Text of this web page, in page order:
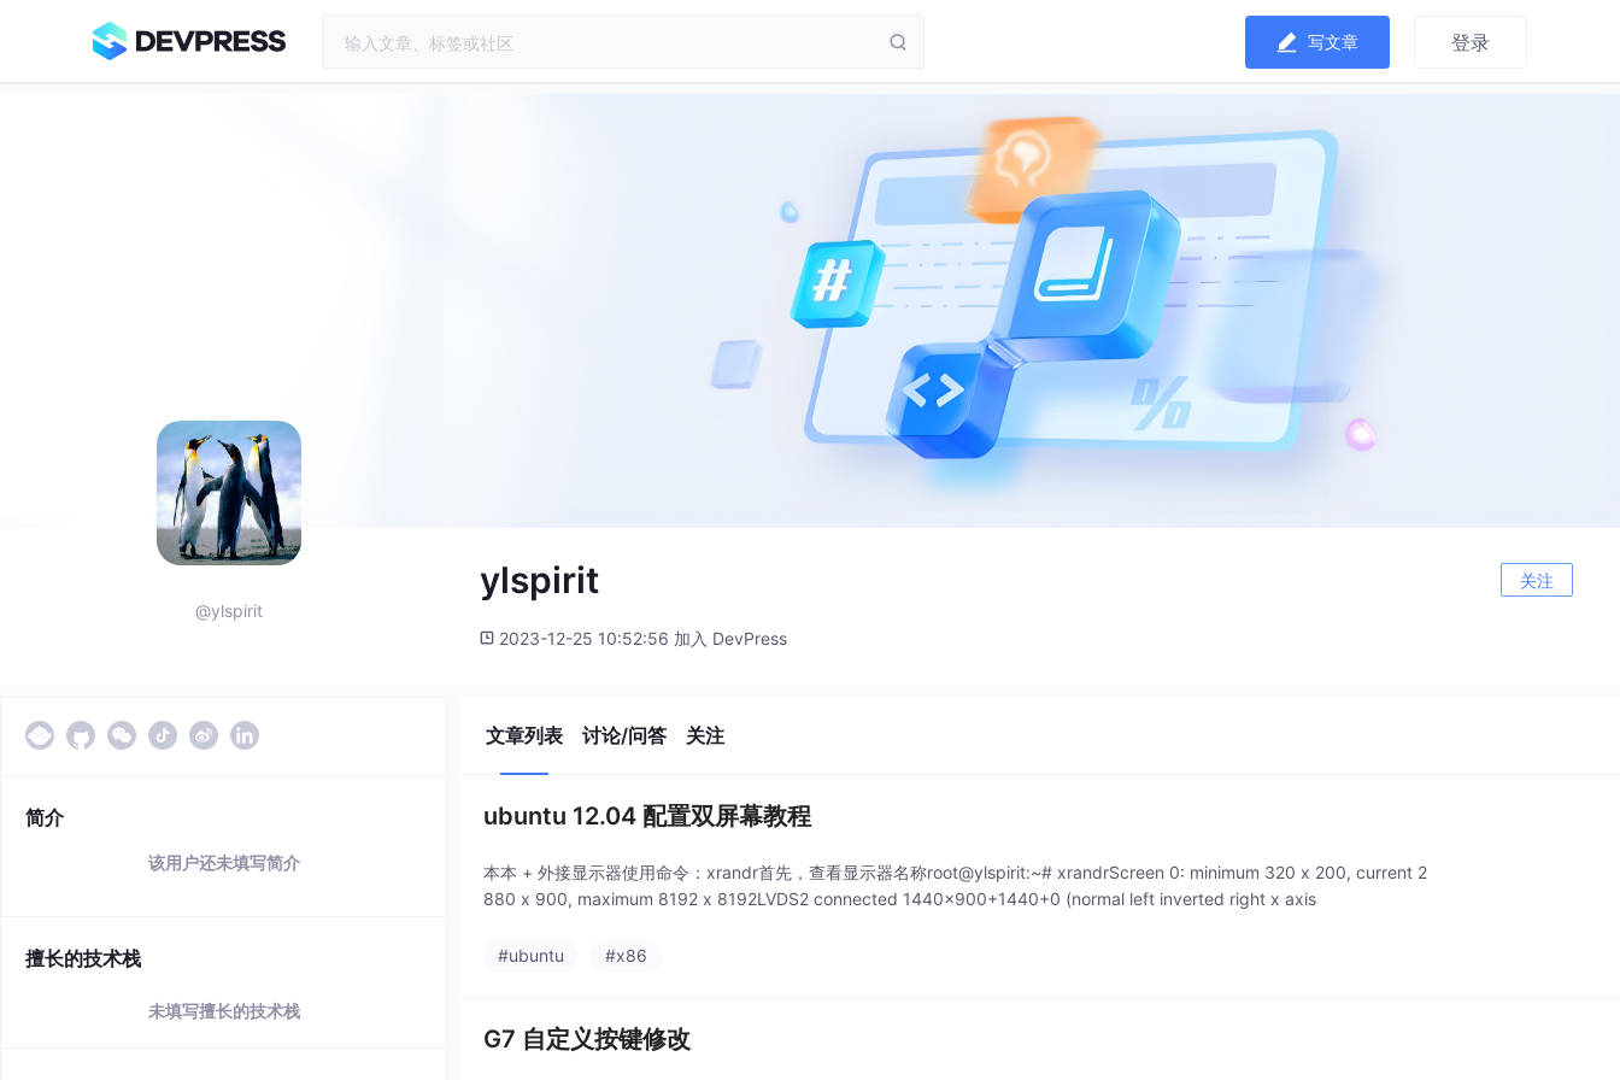
写文章 登录
@ylspirit
ylspirit 关注
2023-12-25 10:52:56 加入 DevPress
简介
该用户还未填写简介
擅长的技术栈
未填写擅长的技术栈
文章列表 讨论/问答 关注
ubuntu 12.04 配置双屏幕教程
本本 + 外接显示器使用命令：xrandr首先，查看显示器名称root@ylspirit:~# xrandrScreen 0: minimum 320 x 200, current 2
880 x 900, maximum 8192 x 8192LVDS2 connected 1440x900+1440+0 (normal left inverted right x axis
#ubuntu #x86
G7 自定义按键修改